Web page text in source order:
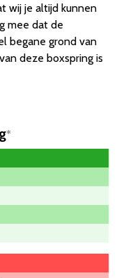
wij je altijd kunnen
mee dat de
begane grond van
deze boxspring is
*